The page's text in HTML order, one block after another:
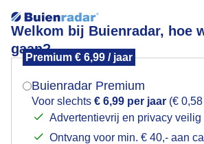
Welkom bij Buienradar, hoe
gaan?
Premium € 6,99 / jaar
Buienradar Premium
Voor slechts € 6,99 per jaar (€
Advertentievrij en privacy veilig
Ontvang voor min. € 40,- aan
Hondenweer
Mogen we je locatie
Indien je hier nog geen akkoord